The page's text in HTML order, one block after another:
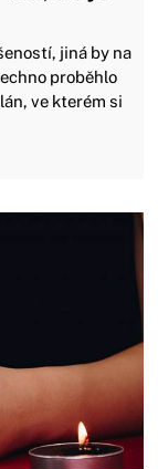
jiná by na
proběhlo
ve kterém si